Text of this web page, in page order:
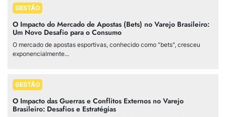
GESTÃO
O Impacto do Mercado de Apostas (Bets) no Varejo Brasileiro:
Um Novo Desafio para o Consumo
O mercado de apostas esportivas, conhecido como "bets", cresceu
exponencialmente...
GESTÃO
O Impacto das Guerras e Conflitos Externos no Varejo
Brasileiro: Desafios e Estratégias